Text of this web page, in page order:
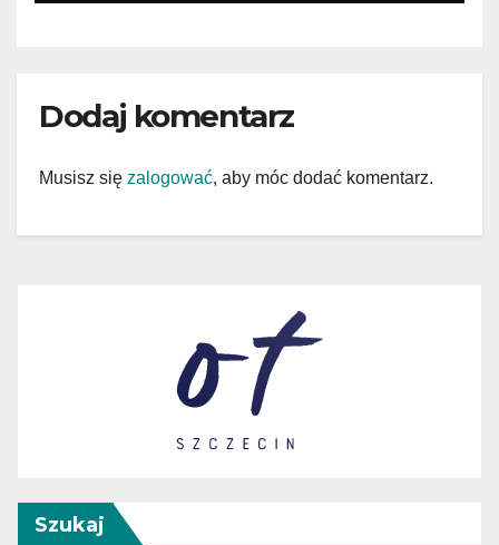
Dodaj komentarz
Musisz się zalogować, aby móc dodać komentarz.
Szukaj